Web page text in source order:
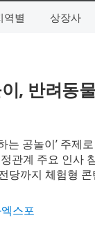
역별 상장사
, 반려동
는 공놀이’ 주제
관계 주요 인사
당까지 체험형
스포